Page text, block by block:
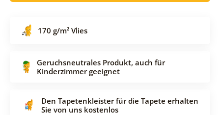
170 g/m² Vlies
Geruchsneutrales Produkt, auch für
Kinderzimmer geeignet
Den Tapetenkleister für die Tapete erhalten
Sie von uns kostenlos